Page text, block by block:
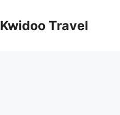
Kwidoo Travel